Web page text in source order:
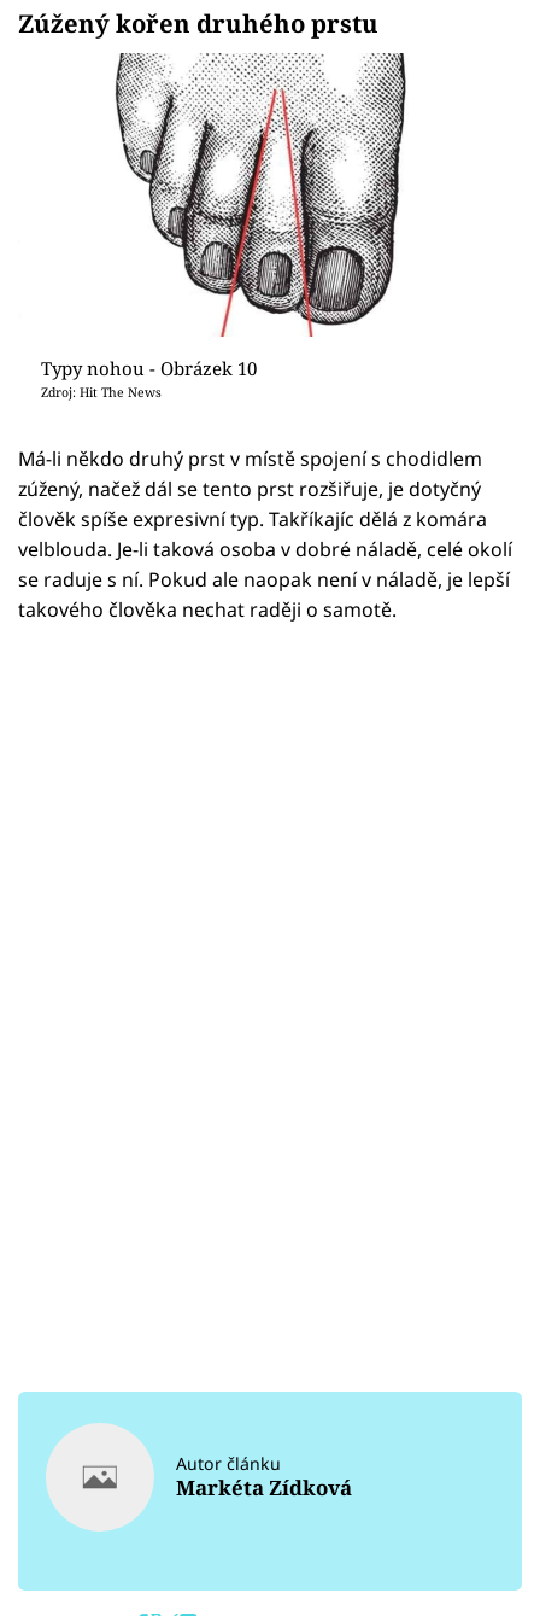
Zúžený kořen druhého prstu
Typy nohou - Obrázek 10
Zdroj: Hit The News
Má-li někdo druhý prst v místě spojení s chodidlem
zúžený, načež dál se tento prst rozšiřuje, je dotyčný
člověk spíše expresivní typ. Takříkajíc dělá z komára
velblouda. Je-li taková osoba v dobré náladě, celé okolí
se raduje s ní. Pokud ale naopak není v náladě, je lepší
takového člověka nechat raději o samotě.
Autor článku
Markéta Zídková